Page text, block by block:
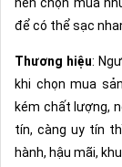
nên chọn mua
để có thể sạc
Thương hiệu:
khi chọn mua
kém chất lượng,
tín, càng uy tín
hành, hậu mãi,